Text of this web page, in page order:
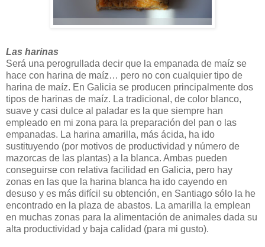
Las harinas
Será una perogrullada decir que la empanada de maíz se
hace con harina de maíz… pero no con cualquier tipo de
harina de maíz. En Galicia se producen principalmente dos
tipos de harinas de maíz. La tradicional, de color blanco,
suave y casi dulce al paladar es la que siempre han
empleado en mi zona para la preparación del pan o las
empanadas. La harina amarilla, más ácida, ha ido
sustituyendo (por motivos de productividad y número de
mazorcas de las plantas) a la blanca. Ambas pueden
conseguirse con relativa facilidad en Galicia, pero hay
zonas en las que la harina blanca ha ido cayendo en
desuso y es más difícil su obtención, en Santiago sólo la he
encontrado en la plaza de abastos. La amarilla la emplean
en muchas zonas para la alimentación de animales dada su
alta productividad y baja calidad (para mi gusto).